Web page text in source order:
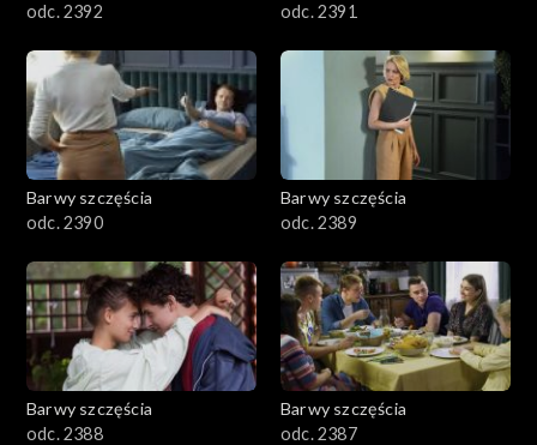
1501–1600
1401–1500
1301–1400
1101–1200
1001–1100
901–1000
odc. 2392
odc. 2391
Barwy szczęścia
odc. 2390
Barwy szczęścia
odc. 2389
Barwy szczęścia
odc. 2388
Barwy szczęścia
odc. 2387